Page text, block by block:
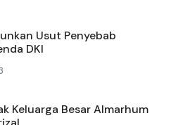
Usut Penyebab
DKI
Keluarga Besar Almarhum